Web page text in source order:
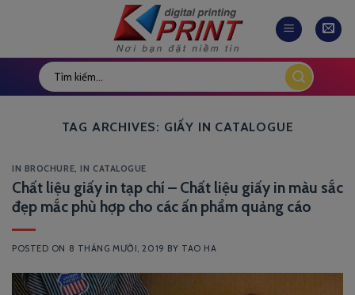
TAG ARCHIVES: GIẤY IN CATALOGUE
IN BROCHURE,IN CATALOGUE
Chất liệu giấy in tạp chí – Chất liệu giấy in màu sắc
đẹp mắc phù hợp cho các ấn phẩm quảng cáo
POSTED ON 8 THÁNG MƯỜI, 2019 BY TAO HA